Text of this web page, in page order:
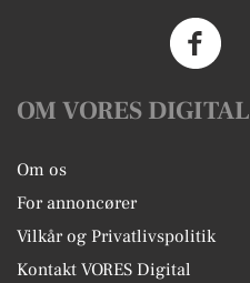
OM VORES DIGITAL
Om os
For annoncører
Vilkår og Privatlivspolitik
Kontakt VORES Digital